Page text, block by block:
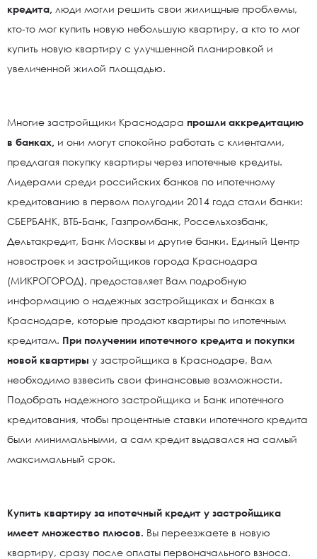
кредита, люди могли решить свои жилищные проблемы,
кто-то мог купить новую небольшую квартиру, а кто то мог
купить новую квартиру с улучшенной планировкой и
увеличенной жилой площадью.
Многие застройщики Краснодара прошли аккредитацию
в банках, и они могут спокойно работать с клиентами,
предлагая покупку квартиры через ипотечные кредиты.
Лидерами среди российских банков по ипотечному
кредитованию в первом полугодии 2014 года стали банки:
СБЕРБАНК, ВТБ-Банк, Газпромбанк, Россельхозбанк,
Дельтакредит, Банк Москвы и другие банки. Единый Центр
новостроек и застройщиков города Краснодара
(МИКРОГОРОД), предоставляет Вам подробную
информацию о надежных застройщиках и банках в
Краснодаре, которые продают квартиры по ипотечным
кредитам. При получении ипотечного кредита и покупки
новой квартиры у застройщика в Краснодаре, Вам
необходимо взвесить свои финансовые возможности.
Подобрать надежного застройщика и Банк ипотечного
кредитования, чтобы процентные ставки ипотечного кредита
были минимальными, а сам кредит выдавался на самый
максимальный срок.
Купить квартиру за ипотечный кредит у застройщика
имеет множество плюсов. Вы переезжаете в новую
квартиру, сразу после оплаты первоначального взноса.